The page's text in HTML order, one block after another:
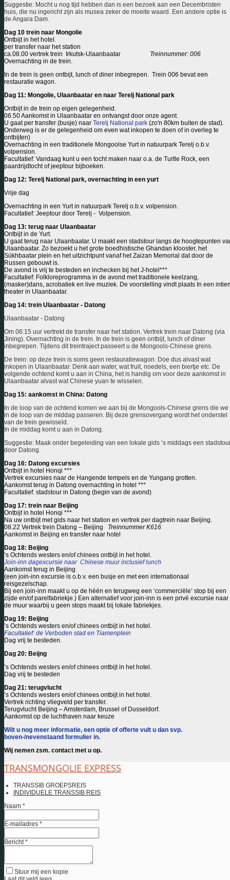
Suggestie: Mocht u nog tijd hebben dan is een bezoek aan een Decembristen
huis, die nu ingericht zijn als musea zeker de moeite waard. Een andere optie is
de Angara Dam.
Dag 10 trein naar Mongolie
Ontbijt in het hotel.
per transfer naar het station
ca.08.00 vertrek trein Irkutsk-Ulaanbaatar Treinnummer: 006
Overnachting in de trein.
In de trein is geen ontbijt, lunch of diner inbegrepen. Trein 006 bevat een
restauratie wagon.
Dag 11: Mongolie, Ulaanbaatar en naar Terelj National park
Ontbijt in de trein op eigen gelegenheid.
06.50 Aankomst in Ulaanbaatar en ontvangst door onze agent.
U gaat per transfer (busje) naar Terelj National park (zo'n 80km buiten de stad).
Onderweg is er de gelegenheid om even wat inkopen te doen of in overleg te
ontbijten)
Overnachting in een traditionele Mongoolse Yurt in natuurpark Terelj o.b.v.
volpension.
Facultatief: Vandaag kunt u een tocht maken naar o.a. de Turtle Rock, een
paardrijdtocht of jeeptour bijboeken.
Dag 12: Terelj National park, overnachting in een yurt
Vrije dag
Overnachting in een Yurt in natuurpark Terelj o.b.v. volpension.
Facultatief: Jeeptour door Terelj - Volpension.
Dag 13: terug naar Ulaanbaatar
Ontbijt in de Yurt.
U gaat terug naar Ulaanbaatar. U maakt een stadstour langs de hoogtepunten
Ulaanbaatar. Zo bezoekt u het grote boedhistische Ghandan klooster, het
Sükhbaatar plein en het uitzichtpunt vanaf het Zaizan Memorial dat door de
Russen gebouwt is.
De avond is vrij te besteden en inchecken bij het J-hotel***
Facultatief: Folkloreprogramma in de avond met traditionele keelzang,
(masker)dans, acrobatiek en live muziek. De voorstelling vindt plaats In een
theater in Ulaanbaatar.
Dag 14: trein Ulaanbaatar - Datong
Ulaanbaatar - Datong
Om 06:15 uur vertrekt de transfer naar het station. Vertrek trein naar Datong (via
Jining). Overnachting in de trein. In de trein is geen ontbijt, lunch of diner
inbegrepen. Tijdens dit treintraject passeert u de Mongools-Chinese grens.
De trein: op deze trein is soms geen restauratiewagon. Doe dus alvast wat
inkopen in Ulaanbaatar. Denk aan water, wat fruit, noedels, een biertje etc. De
volgende ochtend komt u aan in China, het is handig om voor deze aankomst in
Ulaanbaatar alvast wat Chinese yuan te wisselen.
Dag 15: aankomst in China: Datong
In de loop van de ochtend komen we aan bij de Mongools-Chinese grens die we
in de loop van de middag passeren. Bij deze grensovergang wordt het onderstel
van de trein gewisseld.
In de middag komt u aan in Datong.
Suggestie: Maak onder begeleiding van een lokale gids ‘s middags een
door Datong.
Dag 16: Datong excursies
Ontbijt in hotel Honqi ***
Vertrek excursies naar de Hangende tempels en de Yungang grotten.
Aankomst terug in Datong overnachting in hotel ***
Facultatief: stadstour in Datong (begin van de avond)
Dag 17: trein naar Beijing
Ontbijt in hotel Honqi ***
Na uw ontbijt met gids naar het station en vertrek per dagtrein naar Beijing.
08.22 Vertrek trein Datong – Beijing Treinnummer K616
Aankomst in Beijing en transfer naar hotel
Dag 18: Beijing
’s Ochtends westers en/of chinees ontbijt in het hotel.
Join-inn dagexcursie naar Chinese muur inclusief lunch
Aankomst terug in Beijing
(een join-inn excursie is o.b.v. een busje en met een internationaal
reisgezelschap.
Bij een join-inn maakt u op de héén en terugweg een ‘commerciële’ stop bij een
zijde en/of parelfabriekje.) Een alternatief voor join-inn is een privé excursie naar
de muur waarbij u geen stops maakt bij lokale fabriekjes.
Dag 19: Beijing
’s Ochtends westers en/of chinees ontbijt in het hotel.
Facultatief: de Verboden stad en Tiamenplein
Dag vrij te besteden.
Dag 20: Beijng
’s Ochtends westers en/of chinees ontbijt in het hotel.
Dag vrij te besteden
Dag 21: terugvlucht
’s Ochtends westers en/of chinees ontbijt in het hotel.
Vertrek richting vliegveld per transfer.
Terugvlucht Beijing – Amsterdam, Brussel of Dusseldorf.
Aankomst op de luchthaven naar keuze
Wilt u nog meer informatie, een optie of offerte vult u dan svp.
boven-/nevenstaand formulier in.
Wij nemen zsm. contact met u op.
TRANSMONGOLIE EXPRESS
TRANSSIB GROEPSREIS
INDIVIDUELE TRANSSIB REIS
Naam *
E-mailadres *
Bericht *
Stuur mij een kopie